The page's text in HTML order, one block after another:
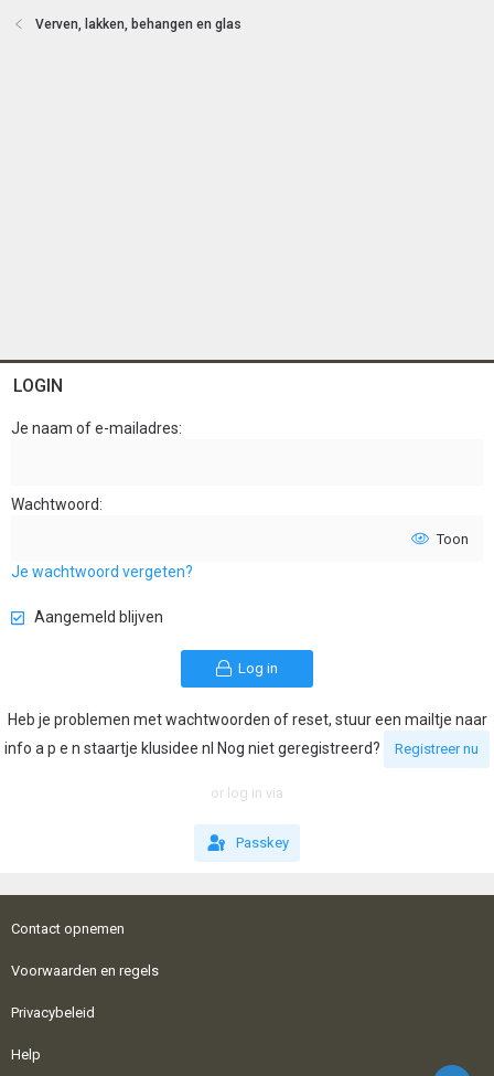
Verven, lakken, behangen en glas
LOGIN
Je naam of e-mailadres
Wachtwoord
Toon
Je wachtwoord vergeten?
Aangemeld blijven
Log in
Heb je problemen met wachtwoorden of reset, stuur een mailtje naar
info a p e n staartje klusidee nl Nog niet geregistreerd?
Registreer nu
or log in via
Passkey
Contact opnemen
Voorwaarden en regels
Privacybeleid
Help